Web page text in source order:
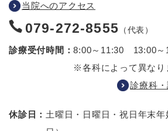
当院へのアクセス
079-272-8555 （代表）
診療受付時間：8:00～11:30 13:00～
※各科によって異なり
診療科
休診日： 土曜日・日曜日・祝日年末年